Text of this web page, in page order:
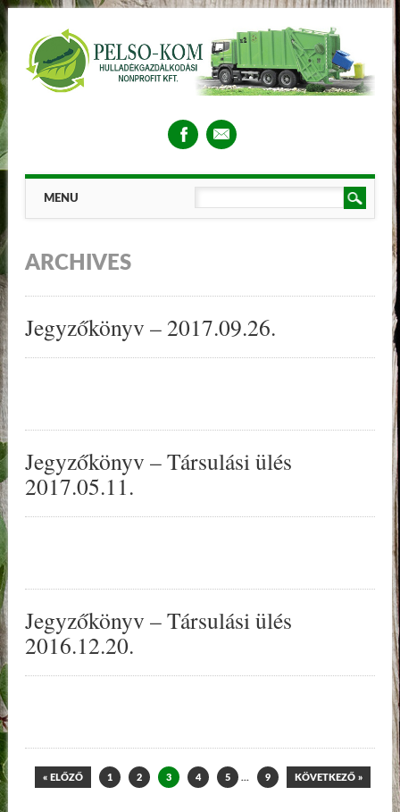
Main menu
MENU
ARCHIVES
Jegyzőkönyv – 2017.09.26.
Jegyzőkönyv – Társulási ülés
2017.05.11.
Jegyzőkönyv – Társulási ülés
2016.12.20.
« ELŐZŐ 1 2 3 4 5 … 9 KÖVETKEZŐ »